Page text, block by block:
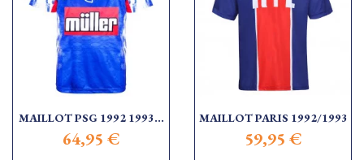
MAILLOT PSG 1992 1993...
64,95 €
MAILLOT PARIS 1992/1993
59,95 €